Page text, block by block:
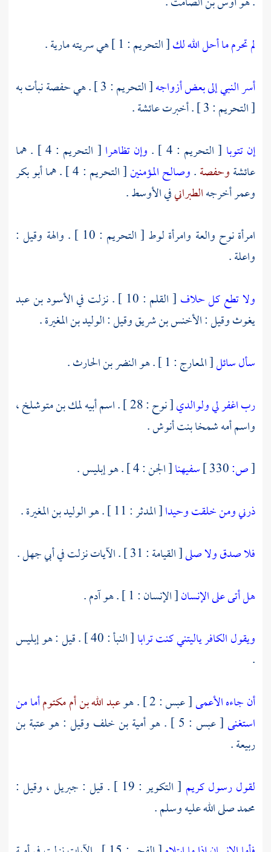
لم تحرم ما أحل الله لك[ التحريم : 1 ] هي سريته مارية.
أسر النبي إلى بعض أزواجه[ التحريم : 3 ] . هي حفصةنبأت به
[ التحريم : 3 ] . أخبرت
عائشة.
إن تتوبا [ التحريم : 4 ] . وإن تظاهرا [ التحريم : 4 ] . هما
عائشةوحفصة.وصالح المؤمنين[ التحريم : 4 ] . هما
أبو بكر
وعمرأخرجهالطبرانيفي الأوسط .
امرأة نوح والعة وامرأة لوط [ التحريم : 10 ] . والهة وقيل :
واعلة.
ولا تطع كل حلاف [ القلم : 10 ] . نزلت في
الأسود بن عبد
يغوثوقيل :الأخنس بن شريقوقيل :الوليد بن المغيرة.
سأل سائل[ المعارج : 1 ] . هو النضر بن الحارث.
رب اغفر لي ولوالدي[ نوح : 28 ] . اسم أبيه
لمك بن متوشلخ ،
واسم أمهشمخا بنت أنوش.
[ص: سفيهنا[ الجن : 4 ] . هو إبليس .
ذرني ومن خلقت وحيدا[ المدثر : 11 ] . هو الوليد بن المغيرة.
فلا صدق ولا صلى[ القيامة : 31 ] . الآيات نزلت في أبي جهل.
هل أتى على الإنسان[ الإنسان : 1 ] . هو آدم.
ويقول الكافر ياليتني كنت ترابا
[ النبأ : 40 ] . قيل : هو إبليس
.
أن جاءه الأعمى[ عبس : 2 ] . هو عبد الله بن أم مكتومأما من
استغنى[ عبس : 5 ] . هو أمية بن خلف وقيل : هوعتبة بن
ربيعة.
لقول رسول كريم [ التكوير : 19 ] . قيل : جبريل ، وقيل :
محمدصلى الله عليه وسلم .